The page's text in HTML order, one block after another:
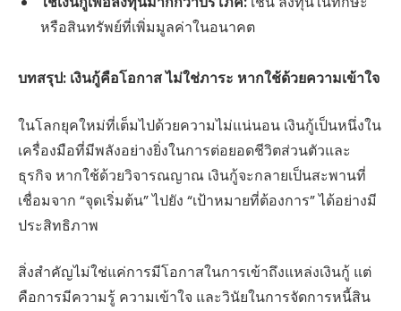
หรือสินทรัพย์ที่เพิ่มมูลค่าในอนาคต
บทสรุป: เงินกู้คือโอกาส ไม่ใช่ภาระ หากใช้ด้วยความเข้าใจ
ในโลกยุคใหม่ที่เต็มไปด้วยความไม่แน่นอน เงินกู้เป็นหนึ่งใน
เครื่องมือที่มีพลังอย่างยิ่งในการต่อยอดชีวิตส่วนตัวและ
ธุรกิจ หากใช้ด้วยวิจารณญาณ เงินกู้จะกลายเป็นสะพานที่
เชื่อมจาก “จุดเริ่มต้น” ไปยัง “เป้าหมายที่ต้องการ” ได้อย่างมี
ประสิทธิภาพ
สิ่งสำคัญไม่ใช่แค่การมีโอกาสในการเข้าถึงแหล่งเงินกู้ แต่
คือการมีความรู้ ความเข้าใจ และวินัยในการจัดการหนี้สิน